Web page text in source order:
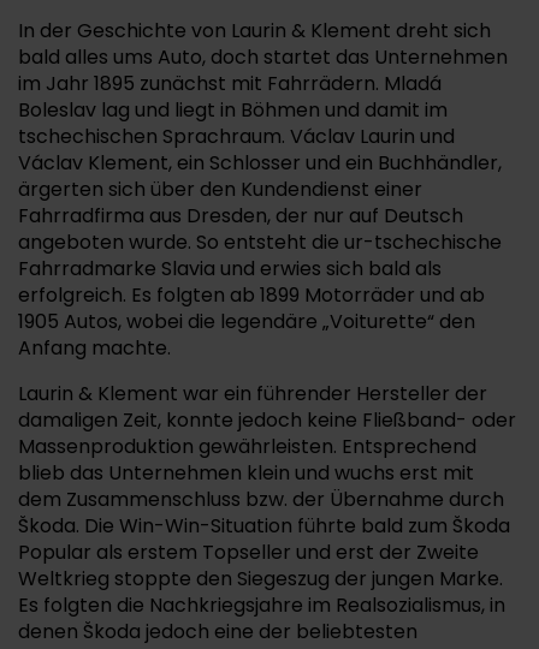
In der Geschichte von Laurin & Klement dreht sich
bald alles ums Auto, doch startet das Unternehmen
im Jahr 1895 zunächst mit Fahrrädern. Mladá
Boleslav lag und liegt in Böhmen und damit im
tschechischen Sprachraum. Václav Laurin und
Václav Klement, ein Schlosser und ein Buchhändler,
ärgerten sich über den Kundendienst einer
Fahrradfirma aus Dresden, der nur auf Deutsch
angeboten wurde. So entsteht die ur-tschechische
Fahrradmarke Slavia und erwies sich bald als
erfolgreich. Es folgten ab 1899 Motorräder und ab
1905 Autos, wobei die legendäre „Voiturette“ den
Anfang machte.
Laurin & Klement war ein führender Hersteller der
damaligen Zeit, konnte jedoch keine Fließband- oder
Massenproduktion gewährleisten. Entsprechend
blieb das Unternehmen klein und wuchs erst mit
dem Zusammenschluss bzw. der Übernahme durch
Škoda. Die Win-Win-Situation führte bald zum Škoda
Popular als erstem Topseller und erst der Zweite
Weltkrieg stoppte den Siegeszug der jungen Marke.
Es folgten die Nachkriegsjahre im Realsozialismus, in
denen Škoda jedoch eine der beliebtesten